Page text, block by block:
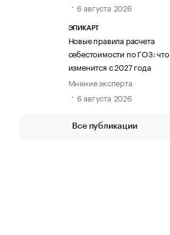
6 августа 2026
ЭПИКАРТ
Новые правила расчета
себестоимости по ГОЗ: что
изменится с 2027 года
Мнение эксперта
6 августа 2026
Все публикации